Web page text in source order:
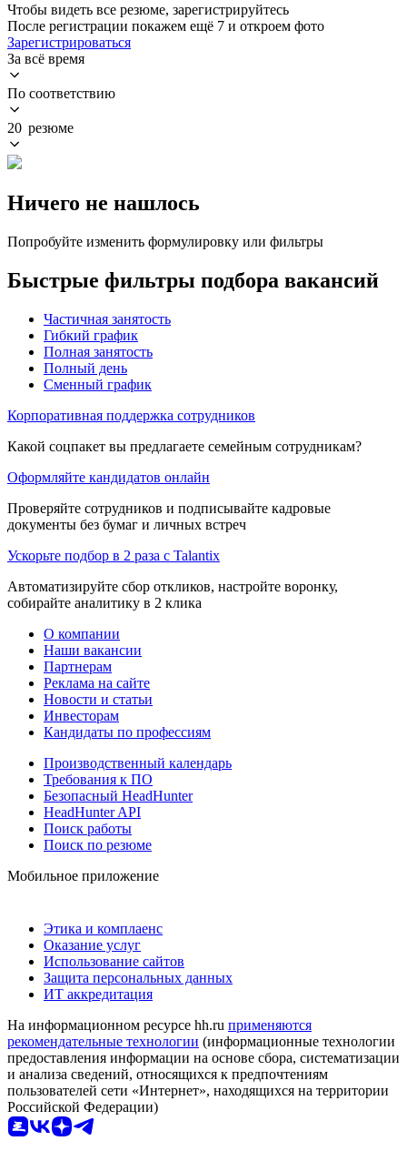
Чтобы видеть все резюме, зарегистрируйтесь
После регистрации покажем ещё 7 и откроем фото
Зарегистрироваться
За всё время
По соответствию
20 резюме
Ничего не нашлось
Попробуйте изменить формулировку или фильтры
Быстрые фильтры подбора вакансий
Частичная занятость
Гибкий график
Полная занятость
Полный день
Сменный график
Корпоративная поддержка сотрудников
Какой соцпакет вы предлагаете семейным сотрудникам?
Оформляйте кандидатов онлайн
Проверяйте сотрудников и подписывайте кадровые
документы без бумаг и личных встреч
Ускорьте подбор в 2 раза с Talantix
Автоматизируйте сбор откликов, настройте воронку,
собирайте аналитику в 2 клика
О компании
Наши вакансии
Партнерам
Реклама на сайте
Новости и статьи
Инвесторам
Кандидаты по профессиям
Производственный календарь
Требования к ПО
Безопасный HeadHunter
HeadHunter API
Поиск работы
Поиск по резюме
Мобильное приложение
Этика и комплаенс
Оказание услуг
Использование сайтов
Защита персональных данных
ИТ аккредитация
На информационном ресурсе hh.ru применяются
рекомендательные технологии (информационные технологии
предоставления информации на основе сбора, систематизации
и анализа сведений, относящихся к предпочтениям
пользователей сети «Интернет», находящихся на территории
Российской Федерации)